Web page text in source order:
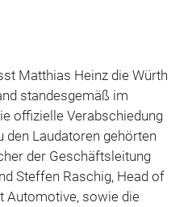
Matthias Heinz die Würth
standesgemäß im
offizielle Verabschiedung
den Laudatoren gehörten
der Geschäftsleitung
Steffen Raschig, Head of
Automotive, sowie die